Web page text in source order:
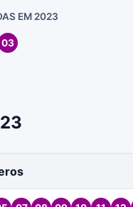
EM 2023
03